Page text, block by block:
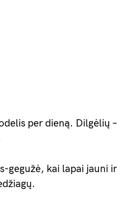
per dieną. Dilgėlių –
gegužė, kai lapai jauni ir